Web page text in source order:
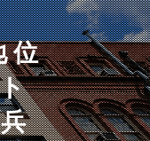
位